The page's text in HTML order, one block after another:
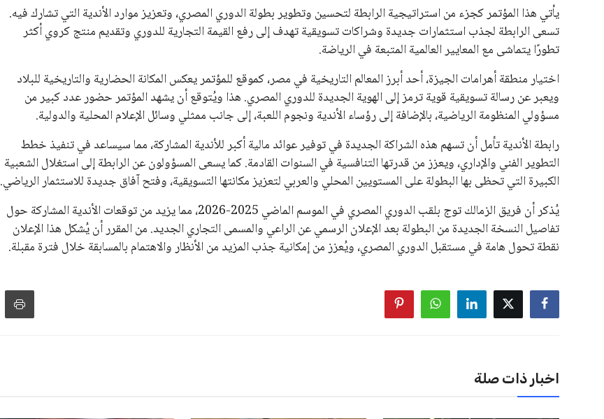
يأتي هذا المؤتمر كجزء من استراتيجية الرابطة لتحسين وتطوير بطولة الدوري المصري، وتعزيز موارد الأندية التي تشارك فيه.
تسعى الرابطة لجذب استثمارات جديدة وشراكات تسويقية تهدف إلى رفع القيمة التجارية للدوري وتقديم منتج كروي أكثر
تطورًا يتماشى مع المعايير العالمية المتبعة في الرياضة.
اختيار منطقة أهرامات الجيزة، أحد أبرز المعالم التاريخية في مصر، كموقع للمؤتمر يعكس المكانة الحضارية والتاريخية للبلاد
ويعبر عن رسالة تسويقية قوية ترمز إلى الهوية الجديدة للدوري المصري. هذا ويُتوقع أن يشهد المؤتمر حضور عدد كبير من
مسؤولي المنظومة الرياضية، بالإضافة إلى رؤساء الأندية ونجوم اللعبة، إلى جانب ممثلي وسائل الإعلام المحلية والدولية.
رابطة الأندية تأمل أن تسهم هذه الشراكة الجديدة في توفير عوائد مالية أكبر للأندية المشاركة، مما سيساعد في تنفيذ خطط
التطوير الفني والإداري، ويعزز من قدرتها التنافسية في السنوات القادمة. كما يسعى المسؤولون عن الرابطة إلى استغلال الشعبية
الكبيرة التي تحظى بها البطولة على المستويين المحلي والعربي لتعزيز مكانتها التسويقية، وفتح آفاق جديدة للاستثمار الرياضي.
يُذكر أن فريق الزمالك توج بلقب الدوري المصري في الموسم الماضي 2025-2026، مما يزيد من توقعات الأندية المشاركة حول
تفاصيل النسخة الجديدة من البطولة بعد الإعلان الرسمي عن الراعي والمسمى التجاري الجديد. من المقرر أن يُشكل هذا الإعلان
نقطة تحول هامة في مستقبل الدوري المصري، ويُعزز من إمكانية جذب المزيد من الأنظار والاهتمام بالمسابقة خلال فترة مقبلة.
اخبار ذات صلة